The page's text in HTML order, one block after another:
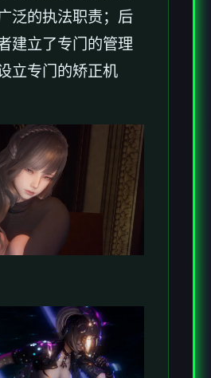
泛的执法职责；后
建立了专门的管理
立专门的矫正机